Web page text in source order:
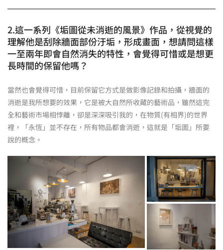
2.這一系列《垢圖從未消逝的風景》作品，從視覺的
理解他是刮除牆面部份汙垢，形成畫面，想請問這樣
一至兩年即會自然消失的特性，會覺得可惜或是想更
長時間的保留他嗎？
當然也會覺得可惜，目前保留它方式是做影像記錄和拍攝，牆面的
消逝是我所想要的效果，它是被大自然所收藏的藝術品，雖然這完
全和藝術市場相悖離，卻是深深吸引我的，在物質(有相界)的世界
裡，「永恆」並不存在，所有物品都會消逝，這就是「垢圖」所要
說的概念。